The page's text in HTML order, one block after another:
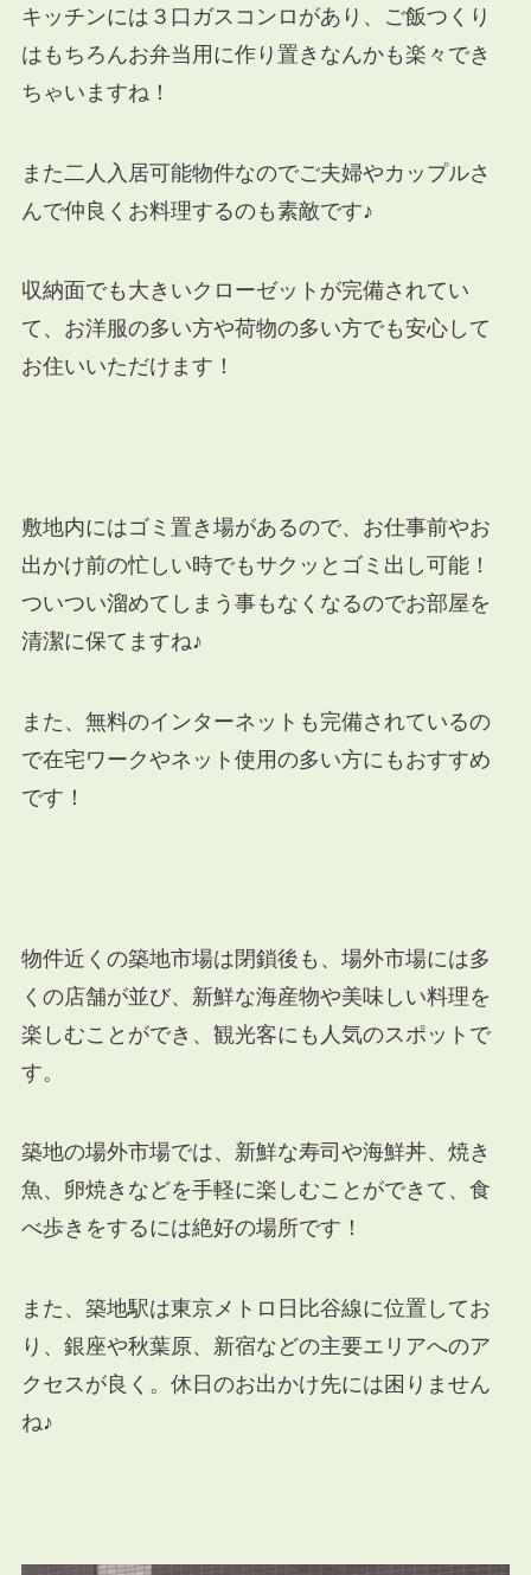
キッチンには３口ガスコンロがあり、ご飯つくり
はもちろんお弁当用に作り置きなんかも楽々でき
ちゃいますね！
また二人入居可能物件なのでご夫婦やカップルさ
んで仲良くお料理するのも素敵です♪
収納面でも大きいクローゼットが完備されてい
て、お洋服の多い方や荷物の多い方でも安心して
お住いいただけます！
敷地内にはゴミ置き場があるので、お仕事前やお
出かけ前の忙しい時でもサクッとゴミ出し可能！
ついつい溜めてしまう事もなくなるのでお部屋を
清潔に保てますね♪
また、無料のインターネットも完備されているの
で在宅ワークやネット使用の多い方にもおすすめ
です！
物件近くの築地市場は閉鎖後も、場外市場には多
くの店舗が並び、新鮮な海産物や美味しい料理を
楽しむことができ、観光客にも人気のスポットで
す。
築地の場外市場では、新鮮な寿司や海鮮丼、焼き
魚、卵焼きなどを手軽に楽しむことができて、食
べ歩きをするには絶好の場所です！
また、築地駅は東京メトロ日比谷線に位置してお
り、銀座や秋葉原、新宿などの主要エリアへのア
クセスが良く。休日のお出かけ先には困りません
ね♪